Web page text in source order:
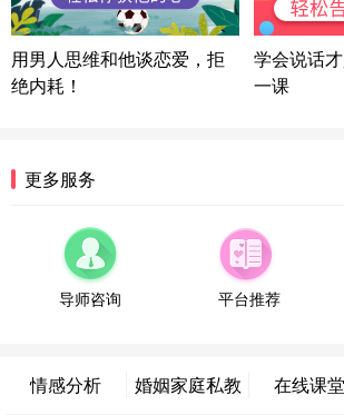
浙江-宁波 150****8921
属情感方案
湖南-长沙 187****3359
山东-青岛 138****9975
微信用户 小任性 通过此页面
上海-黄浦 135****7601
用男人思维和他谈恋爱，拒
绝内耗！
学会说话
一课
更多服务
导师咨询 平台推荐
情感分析 婚姻家庭私教 在线课堂